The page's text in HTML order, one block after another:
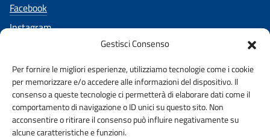
Gestisci Consenso
Per fornire le migliori esperienze, utilizziamo tecnologie come i cookie
per memorizzare e/o accedere alle informazioni del dispositivo. Il
consenso a queste tecnologie ci permetterà di elaborare dati come il
comportamento di navigazione o ID unici su questo sito. Non
acconsentire o ritirare il consenso può influire negativamente su
alcune caratteristiche e funzioni.
Facebook
Instagram
AMMINISTRAZIONE TRASPARENTE
PUBBLICITA’ LEGALE STAKEHOLDERS